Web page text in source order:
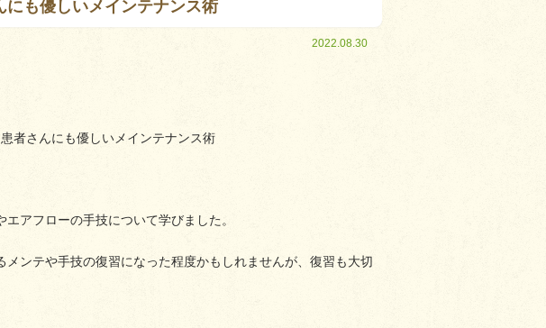
にも優しいメインテナンス術
2022.08.30
さんにも優しいメインテナンス術
アフローの手技について学びました。
ンテや手技の復習になった程度かもしれませんが、復習も大切